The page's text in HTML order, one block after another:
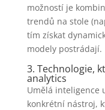
možností je
trendů na stole
tím získat
modely postrádají.
3. Technologie,
analytics
Umělá inteligence
konkrétní nástroj,